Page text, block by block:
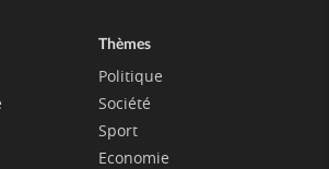
Thèmes
Politique
Société
Sport
Economie